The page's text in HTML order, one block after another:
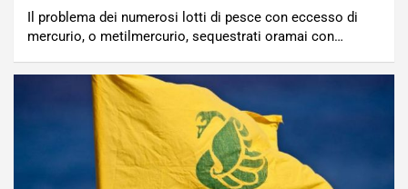
Il problema dei numerosi lotti di pesce con eccesso di
mercurio, o metilmercurio, sequestrati oramai con…